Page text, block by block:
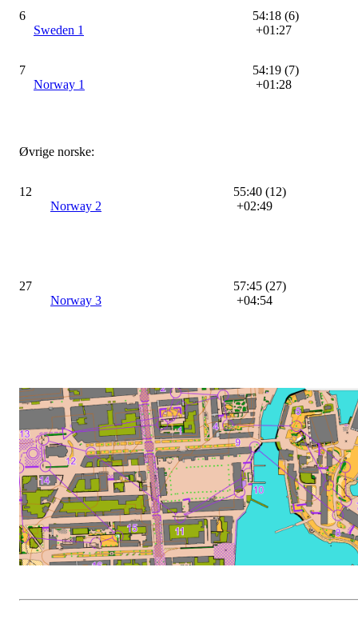
6
Sweden 1
54:18 (6)
+01:27
7
Norway 1
54:19 (7)
+01:28
Øvrige norske:
12
Norway 2
55:40 (12)
+02:49
27
Norway 3
57:45 (27)
+04:54